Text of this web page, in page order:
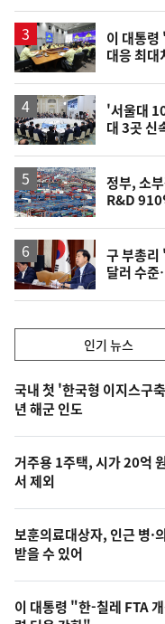
이 대통
대응 최
'서울대
대 3곳 신
정부, 소
R&D 910
구 부총
달러 수
기,
최
신,
오
늘
의
영
상
오
인기 뉴스
기
뉴
스
국내 첫 '한국형 이지스
년 해군 인도
거주용 1주택, 시가 20억
서 제외
보훈의료대상자, 인근 병·
받을 수 있어
이 대통령 "한-칠레 FTA